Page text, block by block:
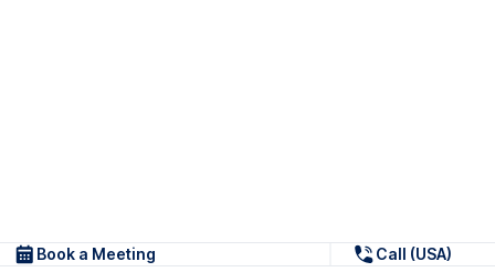
Book a Meeting Call (USA)